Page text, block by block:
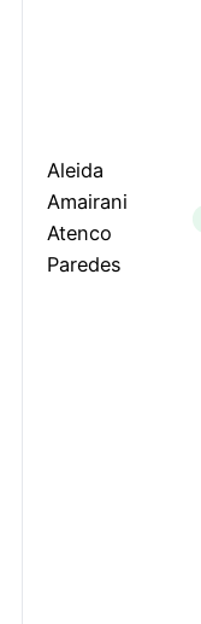
Aleida
Amairani
Atenco
Paredes